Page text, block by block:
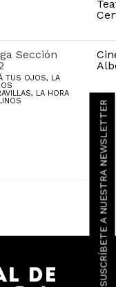
SUSCRÍBETE A NUESTRA NEWSLETTER
Sección
TUS OJOS, LA
LA HORA